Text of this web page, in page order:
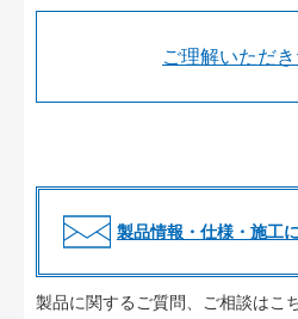
ご理解いただ
製品情報・仕様・施工
製品に関するご質問、ご相談はこ